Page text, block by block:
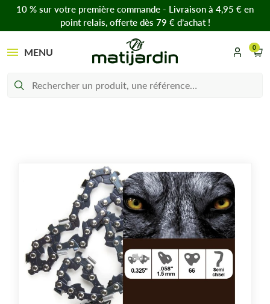
10 % sur votre première commande - Livraison à 4,95 € en
point relais, offerte dès 79 € d’achat !
MENU 0